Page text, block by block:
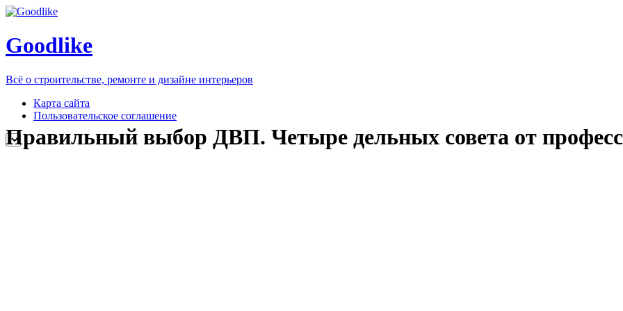
Goodlike
Всё о строительстве, ремонте и дизайне интерьеров
Карта сайта
Пользовательское соглашение
Правильный выбор ДВП. Четыре дельных совета от